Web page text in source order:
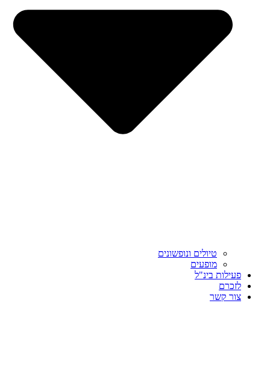
טיולים ונופשונים
מופעים
פעילות בינ"ל
לזכרם
צור קשר